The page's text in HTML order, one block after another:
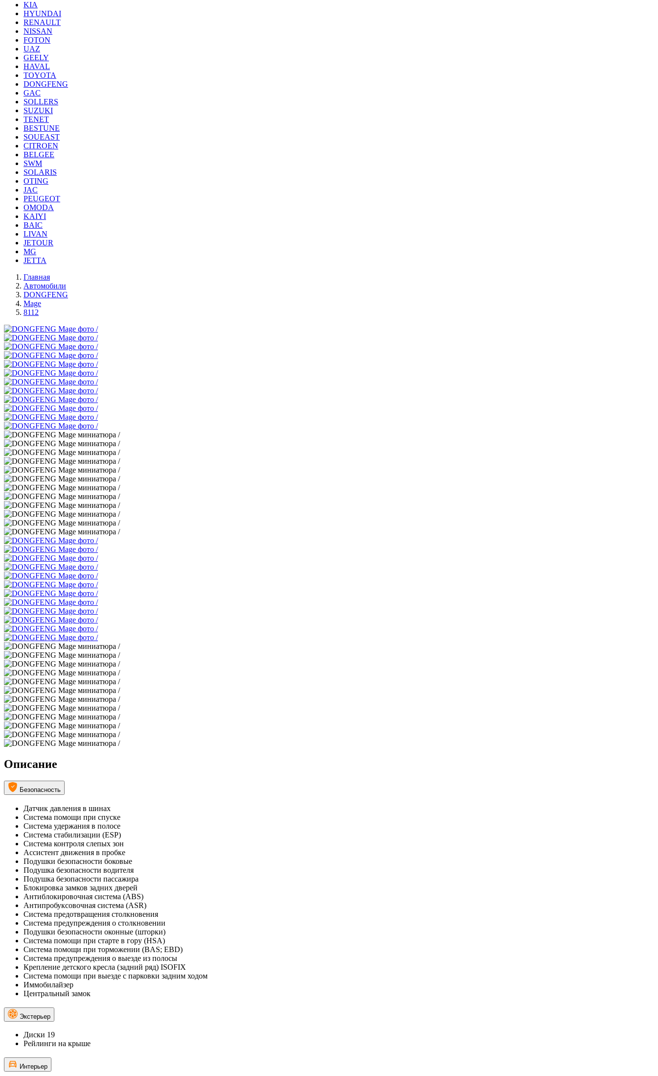
KIA
HYUNDAI
RENAULT
NISSAN
FOTON
UAZ
GEELY
HAVAL
TOYOTA
DONGFENG
GAC
SOLLERS
SUZUKI
TENET
BESTUNE
SOUEAST
CITROEN
BELGEE
SWM
SOLARIS
OTING
JAC
PEUGEOT
OMODA
KAIYI
BAIC
LIVAN
JETOUR
MG
JETTA
Главная
Автомобили
DONGFENG
Mage
8112
Описание
Безопасность
Датчик давления в шинах
Система помощи при спуске
Система удержания в полосе
Система стабилизации (ESP)
Система контроля слепых зон
Ассистент движения в пробке
Подушки безопасности боковые
Подушка безопасности водителя
Подушка безопасности пассажира
Блокировка замков задних дверей
Антиблокировочная система (ABS)
Антипробуксовочная система (ASR)
Система предотвращения столкновения
Система предупреждения о столкновении
Подушки безопасности оконные (шторки)
Система помощи при старте в гору (HSA)
Система помощи при торможении (BAS; EBD)
Система предупреждения о выезде из полосы
Крепление детского кресла (задний ряд) ISOFIX
Система помощи при выезде с парковки задним ходом
Иммобилайзер
Центральный замок
Экстерьер
Диски 19
Рейлинги на крыше
Интерьер